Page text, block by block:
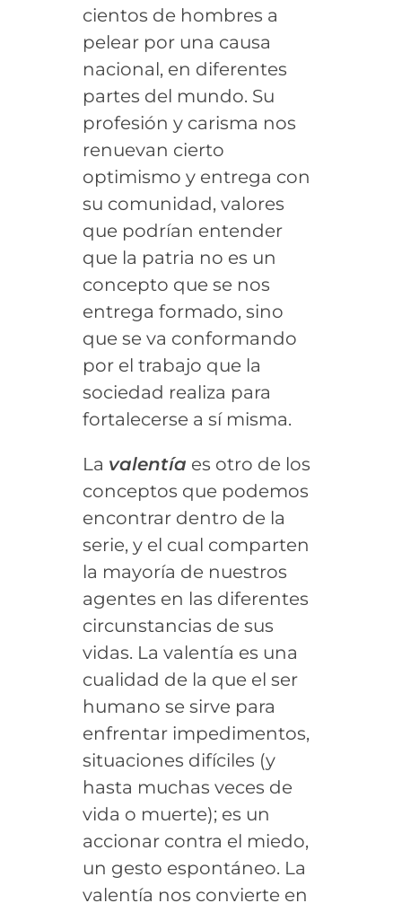
cientos de hombres a
pelear por una causa
nacional, en diferentes
partes del mundo. Su
profesión y carisma nos
renuevan cierto
optimismo y entrega con
su comunidad, valores
que podrían entender
que la patria no es un
concepto que se nos
entrega formado, sino
que se va conformando
por el trabajo que la
sociedad realiza para
fortalecerse a sí misma.
La valentía es otro de los
conceptos que podemos
encontrar dentro de la
serie, y el cual comparten
la mayoría de nuestros
agentes en las diferentes
circunstancias de sus
vidas. La valentía es una
cualidad de la que el ser
humano se sirve para
enfrentar impedimentos,
situaciones difíciles (y
hasta muchas veces de
vida o muerte); es un
accionar contra el miedo,
un gesto espontáneo. La
valentía nos convierte en